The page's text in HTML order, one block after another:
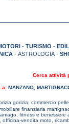
- TURISMO -
- ASTROLOGIA -
Cerca attività
a: MANZANO
gorizia, commercio
finanziaria
fitness e benessere
officina-vendita moto,